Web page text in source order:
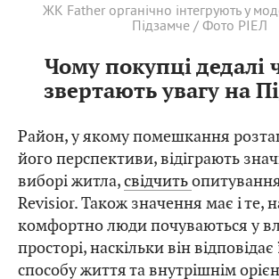
ЖК Father органічно інтегрують у
Підзамче / Фото РІЕЛ
Чому покупці дедалі
звертають увагу на
Район, у якому помешкання
його перспективи, відіграють
виборі житла,свідчить
Revisior. Також значення має і те,
комфортно люди почуваються у
просторі, наскільки він
способу життя та внутрішнім